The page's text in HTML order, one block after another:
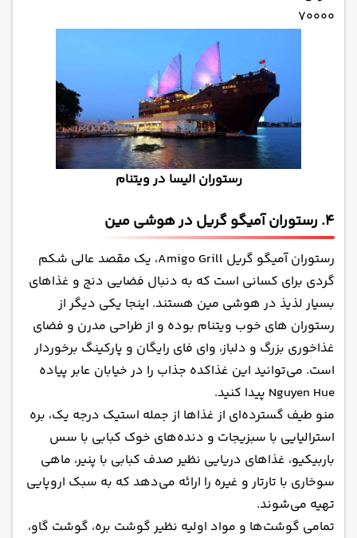
70000
رستوران الیسا در ویتنام
4. رستوران آمیگو گریل در هوشی مین
رستوران آمیگو گریل Amigo Grill، یک مقصد عالی شکم
گردی برای کسانی است که به دنبال فضایی دنج و غذاهای
بسیار لذیذ در هوشی مین هستند. اینجا یکی دیگر از
رستوران های خوب ویتنام بوده و از طراحی مدرن و فضای
غذاخوری بزرگ و دلباز، وای فای رایگان و پارکینگ برخوردار
است. می‌توانید این غذاکده جذاب را در خیابان عابر پیاده
Nguyen Hue پیدا کنید.
منو طیف گسترده‌ای از غذاها از جمله استیک درجه یک، بره
استرالیایی با سبزیجات و دنده‌های خوک کبابی با سس
باربیکیو، غذاهای دریایی نظیر صدف کبابی با پنیر، ماهی
سوخاری با تارتار و غیره را ارائه می‌دهد که به سبک اروپایی
تهیه می‌شوند.
تمامی گوشت‌ها و مواد اولیه نظیر گوشت بره، گوشت گاو،